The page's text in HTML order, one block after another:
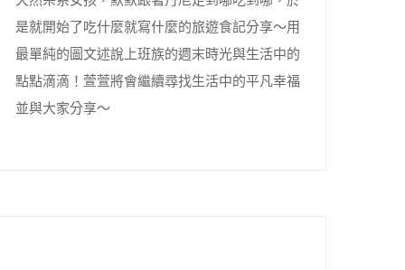
是就開始了吃什麼就寫什麼的旅遊食記分享～用
最單純的圖文述說上班族的週末時光與生活中的
點點滴滴！萱萱將會繼續尋找生活中的平凡幸福
並與大家分享～